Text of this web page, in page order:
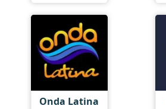
Onda Latina